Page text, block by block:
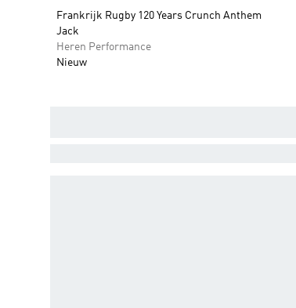
Frankrijk Rugby 120 Years Crunch Anthem
Jack
Heren Performance
Nieuw